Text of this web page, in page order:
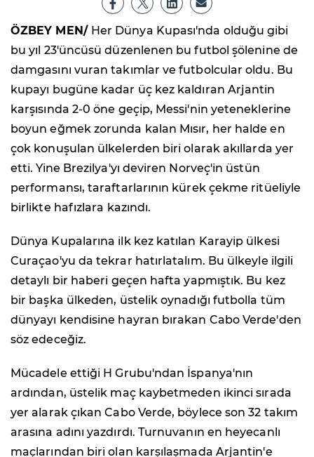
ÖZBEY MEN/ Her Dünya Kupası'nda olduğu gibi
bu yıl 23'üncüsü düzenlenen bu futbol şölenine de
damgasını vuran takımlar ve futbolcular oldu. Bu
kupayı bugüne kadar üç kez kaldıran Arjantin
karşısında 2-0 öne geçip, Messi'nin yeteneklerine
boyun eğmek zorunda kalan Mısır, her halde en
çok konuşulan ülkelerden biri olarak akıllarda yer
etti. Yine Brezilya'yı deviren Norveç'in üstün
performansı, taraftarlarının kürek çekme ritüeliyle
birlikte hafızlara kazındı.
Dünya Kupalarına ilk kez katılan Karayip ülkesi
Curaçao'yu da tekrar hatırlatalım. Bu ülkeyle ilgili
detaylı bir haberi geçen hafta yapmıştık. Bu kez
bir başka ülkeden, üstelik oynadığı futbolla tüm
dünyayı kendisine hayran bırakan Cabo Verde'den
söz edeceğiz.
Mücadele ettiği H Grubu'ndan İspanya'nın
ardından, üstelik maç kaybetmeden ikinci sırada
yer alarak çıkan Cabo Verde, böylece son 32 takım
arasına adını yazdırdı. Turnuvanın en heyecanlı
maçlarından biri olan karşılaşmada Arjantin'e